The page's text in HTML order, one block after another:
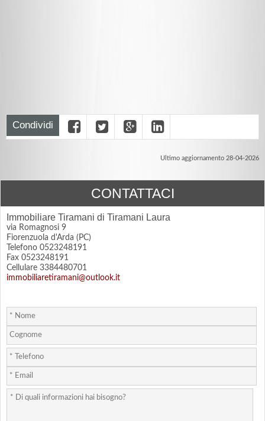
Condividi
Ultimo aggiornamento 28-04-2026
CONTATTACI
Immobiliare Tiramani di Tiramani Laura
via Romagnosi 9
Fiorenzuola d'Arda (PC)
Telefono 0523248191
Fax 0523248191
Cellulare 3384480701
immobiliaretiramani@outlook.it